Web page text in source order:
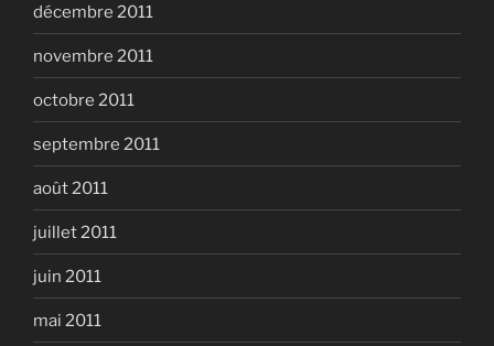
décembre 2011
novembre 2011
octobre 2011
septembre 2011
août 2011
juillet 2011
juin 2011
mai 2011